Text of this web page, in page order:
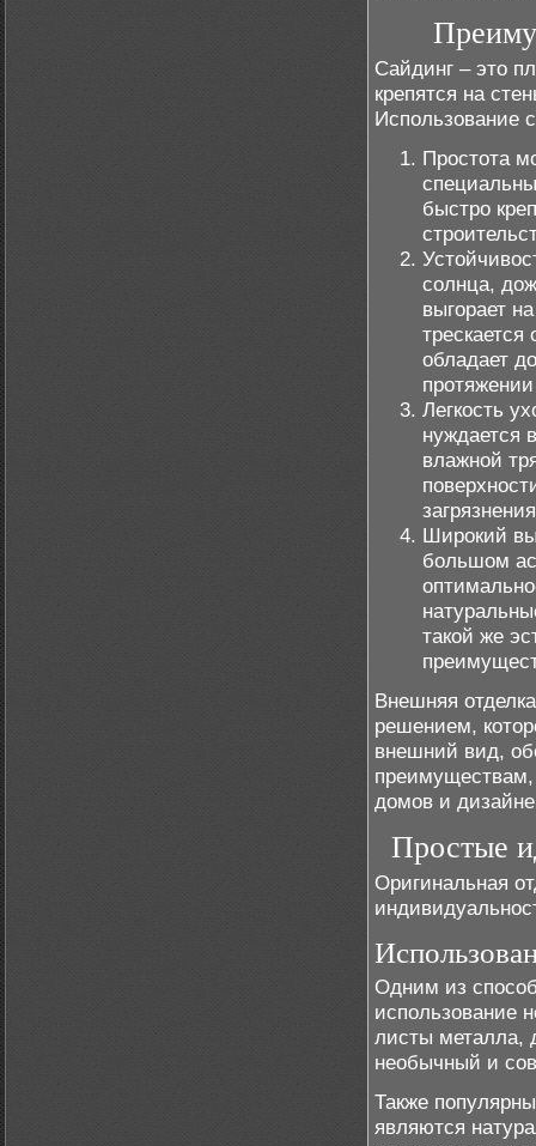
Сайдинг – это
крепятся на
Использование
Простота
быстро
солнца,
выгорает
обладает
Легкость
нуждается
влажной
Широкий
большом
такой же
Внешняя
решением,
внешний вид,
преимуществам,
домов и
Простые
Оригинальная
Одним из
использование
листы металла,
необычный и
Также
являются